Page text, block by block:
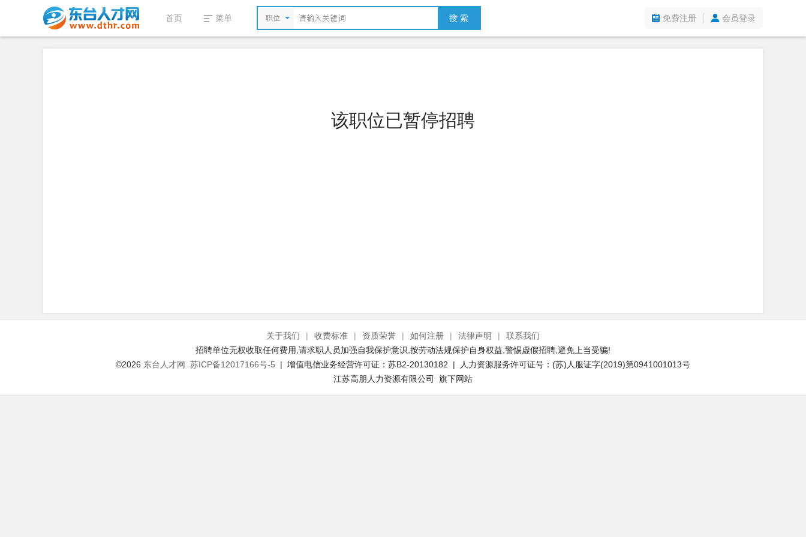
首页 菜单 职位 搜 索 免费注册 会员登录
该职位已暂停招聘
关于我们 | 收费标准 | 资质荣誉 | 如何注册 | 法律声明 |
联系我们
招聘单位无权收取任何费用,请求职人员加强自我保护意识,按劳动法规保护自身权益,警惕虚假招聘,避免上当受骗!
©2026 东台人才网 苏ICP备12017166号-5 | 增值电信业务经营许可证：苏B2-20130182 | 人力资源服务许可证号：(苏)人服证字(2019)第0941001013号
江苏高朋人力资源有限公司 旗下网站